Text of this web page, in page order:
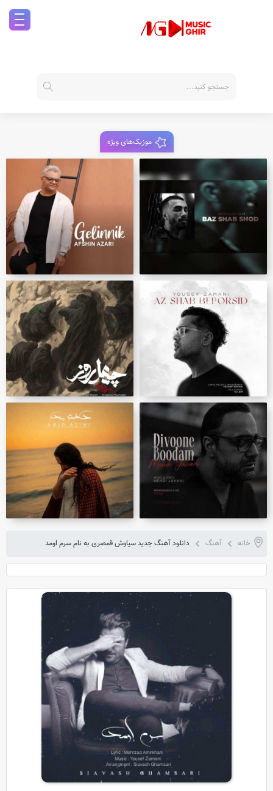
موزیک‌های ویژه
خانه آهنگ دانلود آهنگ جدید سیاوش قمصری به نام سرم اومد